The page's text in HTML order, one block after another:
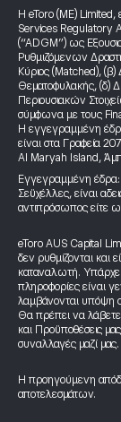
Η eToro (ME) Limited,
Services Regulatory
(“ADGM”) ως
Ρυθμιζόμενων
Κύριος (Matched),
Θεματοφυλακής, (δ)
Περιουσιακών
σύμφωνα με τους
Η εγγεγραμμένη έδρα
είναι στα Γραφεία
Al Maryah Island,
Εγγεγραμμένη έδρα:
Σεϋχέλλες, είναι
αντιπρόσωπος είτε
eToro AUS Capital
δεν ρυθμίζονται και
καταναλωτή. Υπάρχει
πληροφορίες είναι
λαμβάνονται υπόψη
Θα πρέπει να
και Προϋποθέσεις
συναλλαγές μαζί μας.
Η προηγούμενη
αποτελεσμάτων.